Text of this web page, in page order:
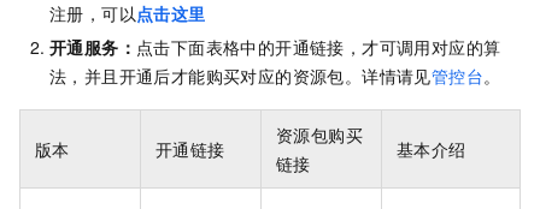
注册，可以点击这里
开通服务： 点击下面表格中的开通链接，才可调用对应的算
法，并且开通后才能购买对应的资源包。详情请见管控台。
版本 开通链接
资源包购买
链接
基本介绍